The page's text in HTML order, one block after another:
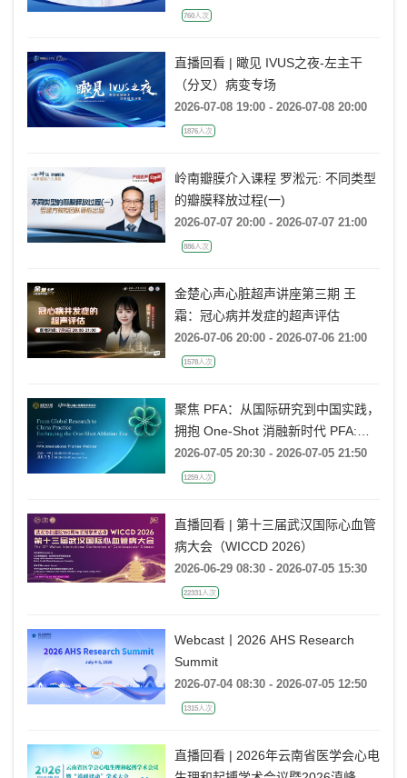
分析
760人次
直播回看 | 瞰见 IVUS之夜-左主干
（分叉）病变专场
2026-07-08 19:00 - 2026-07-08 20:00
1876人次
岭南瓣膜介入课程 罗淞元: 不同类型
的瓣膜释放过程(一)
2026-07-07 20:00 - 2026-07-07 21:00
886人次
金楚心声心脏超声讲座第三期 王
霜：冠心病并发症的超声评估
2026-07-06 20:00 - 2026-07-06 21:00
1578人次
聚焦 PFA：从国际研究到中国实践，
拥抱 One-Shot 消融新时代 PFA:
From Global Research to China
Practice, Embracing the One-Shot
题会
2026-07-05 20:30 - 2026-07-05 21:50
1259人次
直播回看 | 第十三届武汉国际心血管
病大会（WICCD 2026）
2026-06-29 08:30 - 2026-07-05 15:30
22331人次
Webcast丨2026 AHS Research
Summit
2026-07-04 08:30 - 2026-07-05 12:50
1315人次
直播回看 | 2026年云南省医学会心电